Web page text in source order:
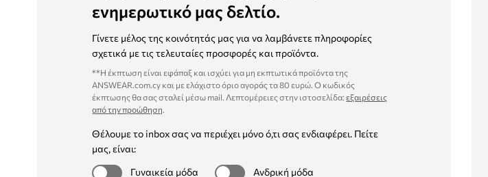
ενημερωτικό μας δελτίο.
Γίνετε μέλος της κοινότητάς μας για να λαμβάνετε πληροφορίες
σχετικά με τις τελευταίες προσφορές και προϊόντα.
**Η έκπτωση είναι εφάπαξ και ισχύει για μη εκπτωτικά προϊόντα της
ANSWEAR.com.cy και με ελάχιστο όριο αγοράς τα 80 ευρώ. Ο κωδικός
έκπτωσης θα σας σταλεί μέσω mail. Λεπτομέρειες στην ιστοσελίδα:εξαιρέσεις
από την προώθηση
Θέλουμε το inbox σας να περιέχει μόνο ό,τι σας ενδιαφέρει. Πείτε
μας, είναι:
Γυναικεία μόδα
Ανδρική μόδα